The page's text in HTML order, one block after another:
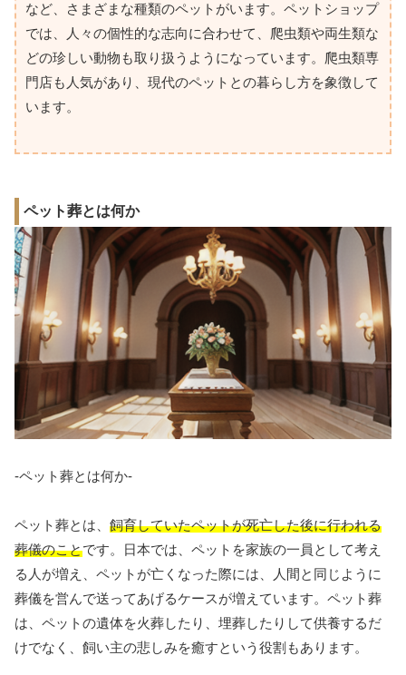
など、さまざまな種類のペットがいます。ペットショップ
では、人々の個性的な志向に合わせて、爬虫類や両生類な
どの珍しい動物も取り扱うようになっています。爬虫類専
門店も人気があり、現代のペットとの暮らし方を象徴して
います。
ペット葬とは何か
-ペット葬とは何か-
ペット葬とは、 飼育していたペットが死亡した後に行われる
葬儀のことです。日本では、ペットを家族の一員として考え
る人が増え、ペットが亡くなった際には、人間と同じように
葬儀を営んで送ってあげるケースが増えています。ペット葬
は、ペットの遺体を火葬したり、埋葬したりして供養するだ
けでなく、飼い主の悲しみを癒すという役割もあります。